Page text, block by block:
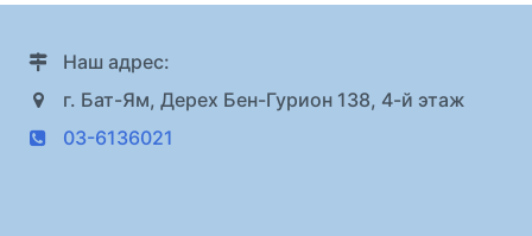
Наш адрес:
г. Бат-Ям, Дерех Бен-Гурион 138, 4-й этаж
03-6136021